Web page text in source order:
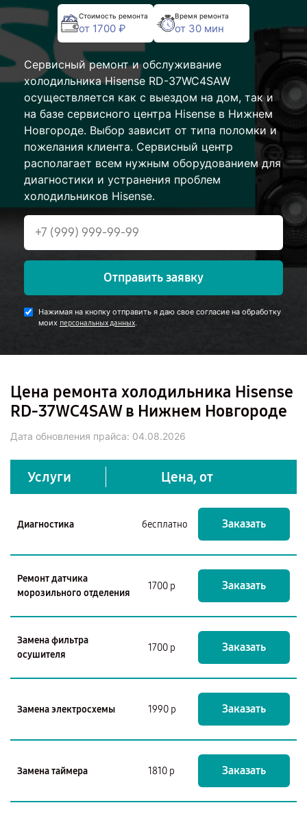
Стоимость ремонта
от 1700 ₽
Время ремонта
от 30 мин
Сервисный ремонт и обслуживание
холодильника Hisense RD-37WC4SAW
осуществляется как с выездом на дом, так и
на базе сервисного центра Hisense в Нижнем
Новгороде. Выбор зависит от типа поломки и
пожелания клиента. Сервисный центр
располагает всем нужным оборудованием для
диагностики и устранения проблем
холодильников Hisense.
Отправить заявку
Нажимая на кнопку отправить я даю свое согласие на обработку
моих персональных данных.
Цена ремонта холодильника Hisense
RD-37WC4SAW в Нижнем Новгороде
Дата обновления прайса: 04.08.2026
Услуги Цена, от
Диагностика бесплатно Заказать
Ремонт датчика
морозильного отделения
1700 р Заказать
Замена фильтра
осушителя
1700 р Заказать
Замена электросхемы 1990 р Заказать
Замена таймера 1810 р Заказать